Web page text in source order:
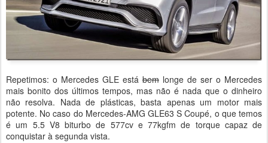
Repetimos: o Mercedes GLE está bem longe de ser o Mercedes
mais bonito dos últimos tempos, mas não é nada que o dinheiro
não resolva. Nada de plásticas, basta apenas um motor mais
potente. No caso do Mercedes-AMG GLE63 S Coupé, o que temos
é um 5.5 V8 biturbo de 577cv e 77kgfm de torque capaz de
conquistar à segunda vista.